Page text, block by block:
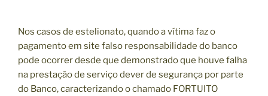
Nos casos de estelionato, quando a vítima faz o
pagamento em site falso responsabilidade do banco
pode ocorrer desde que demonstrado que houve falha
na prestação de serviço dever de segurança por parte
do Banco, caracterizando o chamado FORTUITO